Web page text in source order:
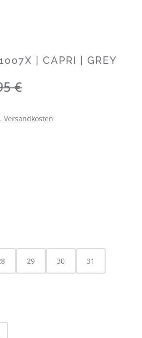
| CAPRI | GREY
Preis:
€
Versandkosten
29 30 31
Gib den gewünschten